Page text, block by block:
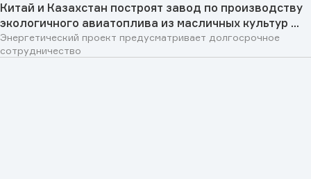
Китай и Казахстан построят завод по производству
экологичного авиатоплива из масличных культур ...
Энергетический проект предусматривает долгосрочное
сотрудничество